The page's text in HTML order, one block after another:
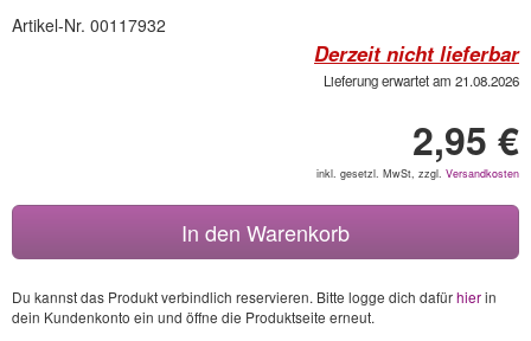
Artikel-Nr. 00117932
Derzeit nicht lieferbar
Lieferung erwartet am 21.08.2026
2,95 €
inkl. gesetzl. MwSt, zzgl. Versandkosten
In den Warenkorb
Du kannst das Produkt verbindlich reservieren. Bitte logge dich dafürhierin
dein Kundenkonto ein und öffne die Produktseite erneut.